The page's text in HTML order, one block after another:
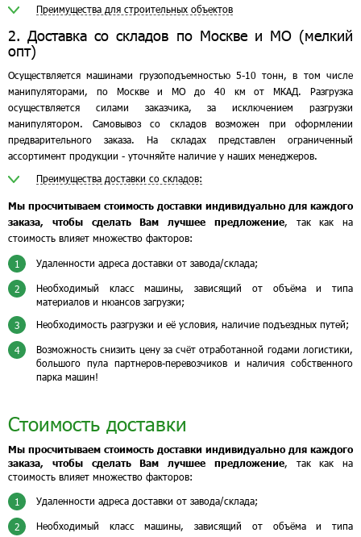
Преимущества для строительных объектов
2. Доставка со складов по Москве и МО (мелкий
опт)
Осуществляется машинами грузоподъемностью 5-10 тонн, в том числе
манипуляторами, по Москве и МО до 40 км от МКАД. Разгрузка
осуществляется силами заказчика, за исключением разгрузки
манипулятором. Самовывоз со складов возможен при оформлении
предварительного заказа. На складах представлен ограниченный
ассортимент продукции - уточняйте наличие у наших менеджеров.
Преимущества доставки со складов:
Мы просчитываем стоимость доставки индивидуально для каждого
заказа, чтобы сделать Вам лучшее предложение, так как на
стоимость влияет множество факторов:
1 Удаленности адреса доставки от завода/склада;
2
Необходимый класс машины, зависящий от объёма и типа
материалов и нюансов загрузки;
3 Необходимость разгрузки и её условия, наличие подъездных путей;
4
Возможность снизить цену за счёт отработанной годами логистики,
большого пула партнеров-перевозчиков и наличия собственного
парка машин!
Стоимость доставки
Мы просчитываем стоимость доставки индивидуально для каждого
заказа, чтобы сделать Вам лучшее предложение, так как на
стоимость влияет множество факторов:
1 Удаленности адреса доставки от завода/склада;
2
Необходимый класс машины, зависящий от объёма и типа